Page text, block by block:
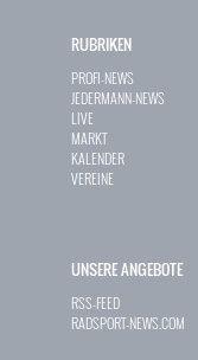
RUBRIKEN
PROFI-NEWS
JEDERMANN-NEWS
LIVE
MARKT
KALENDER
VEREINE
UNSERE ANGEBOTE
RSS-FEED
RADSPORT-NEWS.COM